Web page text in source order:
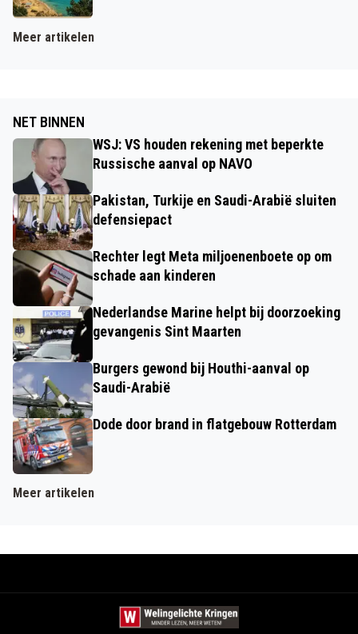
Meer artikelen
NET BINNEN
WSJ: VS houden rekening met beperkte
Russische aanval op NAVO
Pakistan, Turkije en Saudi-Arabië sluiten
defensiepact
Rechter legt Meta miljoenenboete op om
schade aan kinderen
Nederlandse Marine helpt bij doorzoeking
gevangenis Sint Maarten
Burgers gewond bij Houthi-aanval op
Saudi-Arabië
Dode door brand in flatgebouw Rotterdam
Meer artikelen